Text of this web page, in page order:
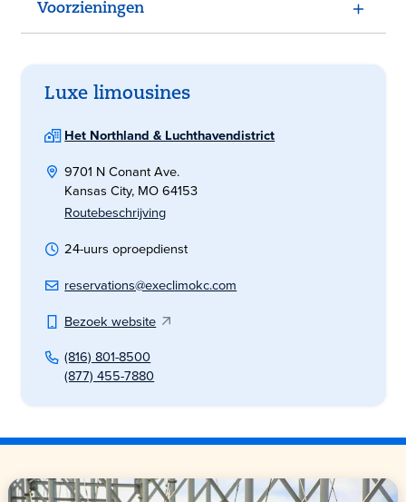
Voorzieningen
Luxe limousines
Het Northland & Luchthavendistrict
9701 N Conant Ave.
Kansas City, MO 64153
Routebeschrijving
24-uurs oproepdienst
reservations@execlimokc.com
Bezoek website
(816) 801-8500
(877) 455-7880